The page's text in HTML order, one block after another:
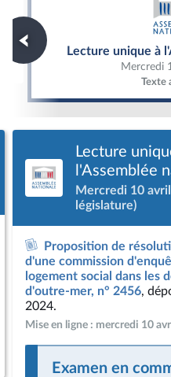
Lecture unique à
Mercredi
Texte
Lecture
l'Assemblée
Mercredi 10
législature)
Proposition de
d'une commission
logement social dans les
d'outre-mer, n° 2456,
2024.
Mise en ligne : mercredi 10
Examen en